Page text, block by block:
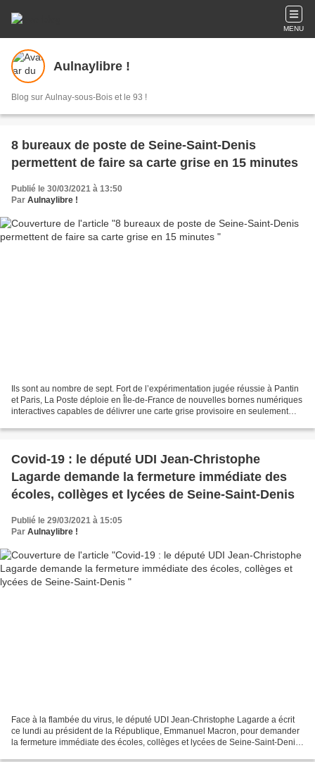
MENU
Aulnaylibre !
Blog sur Aulnay-sous-Bois et le 93 !
8 bureaux de poste de Seine-Saint-Denis
permettent de faire sa carte grise en 15 minutes
Publié le 30/03/2021 à 13:50
Par Aulnaylibre !
Ils sont au nombre de sept. Fort de l’expérimentation jugée réussie à Pantin
et Paris, La Poste déploie en Île-de-France de nouvelles bornes numériques
interactives capables de délivrer une carte grise provisoire en seulement
Covid-19 : le député UDI Jean-Christophe
Lagarde demande la fermeture immédiate des
écoles, collèges et lycées de Seine-Saint-Denis
Publié le 29/03/2021 à 15:05
Par Aulnaylibre !
Face à la flambée du virus, le député UDI Jean-Christophe Lagarde a écrit
ce lundi au président de la République, Emmanuel Macron, pour demander
la fermeture immédiate des écoles, collèges et lycées de Seine-Saint-Denis.